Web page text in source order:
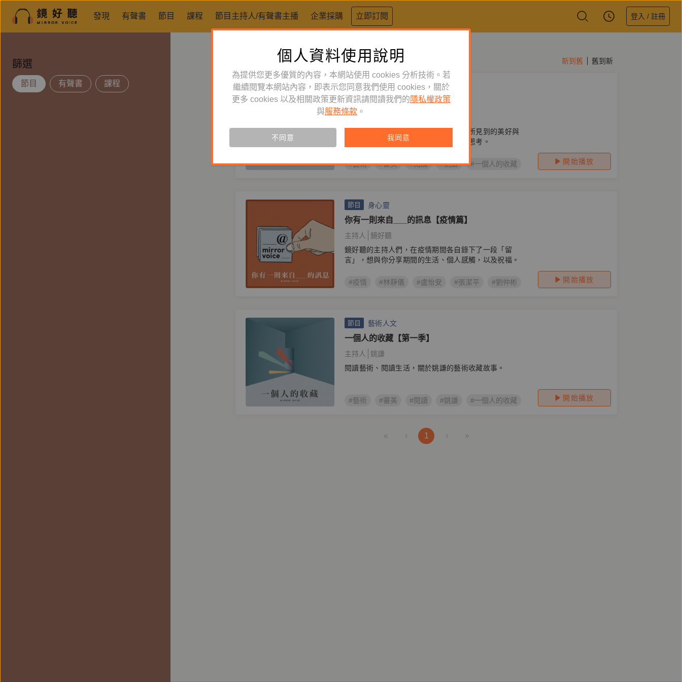
發現 有聲書 節目 課程 節目主持人/有聲書主播 企業採購 立即訂閱 登入 / 註冊
篩選
節目 有聲書 課程
新到舊 舊到新
節目 藝術人文
一個人的收藏【第二季】
主持人
姚謙與你一起閱讀藝術家眼中的世界與所見到的美好與
悲戚，分享個人審美思想與生命對應的思考。
#藝術 #審美 #閱讀 #姚謙 #一個人的收藏 #生活 #一個人的收藏S02
開始播放
節目 身心靈
你有一則來自___的訊息【疫情篇】
主持人
鏡好聽
鏡好聽的主持人們，在疫情期間各自錄下了一段「留
言」，想與你分享期間的生活、個人感觸，以及祝福。
#疫情 #林靜儀 #盧怡安 #張潔平 #劉仲彬 #羅浥薇薇 #馬欣
開始播放
節目 藝術人文
一個人的收藏【第一季】
主持人
姚謙
閱讀藝術、閱讀生活，關於姚謙的藝術收藏故事。
#藝術 #審美 #閱讀 #姚謙 #一個人的收藏 #生活 #收藏家
開始播放
« ‹ 1 › »
個人資料使用說明
為提供您更多優質的內容，本網站使用 cookies 分析技術。若
繼續閱覽本網站內容，即表示您同意我們使用 cookies，關於
更多 cookies 以及相關政策更新資訊請閱讀我們的 隱私權政策
與服務條款 。
不同意 我同意